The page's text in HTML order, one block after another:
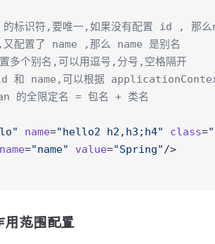
标识符,要唯一,如果没有配置 id , 那么
配置了 name ,那么 name 是别名
多个别名,可以用逗号,分号,空格隔开
和 name,可以根据
的全限定名 = 包名 + 类名
name="hello2 h2,h3;h4" class=
name="name" value="Spring"/>
范围配置